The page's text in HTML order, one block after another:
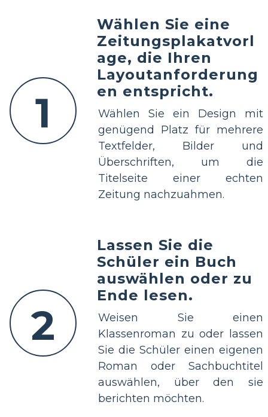
1
Wählen Sie eine
Zeitungsplakatvorl
age, die Ihren
Layoutanforderung
en entspricht.
Wählen Sie ein Design mit
genügend Platz für mehrere
Textfelder, Bilder und
Überschriften, um die
Titelseite einer echten
Zeitung nachzuahmen.
2
Lassen Sie die
Schüler ein Buch
auswählen oder zu
Ende lesen.
Weisen Sie einen
Klassenroman zu oder lassen
Sie die Schüler einen eigenen
Roman oder Sachbuchtitel
auswählen, über den sie
berichten möchten.